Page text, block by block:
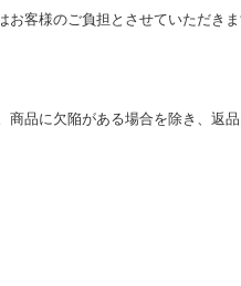
お客様のご負担とさせていただき
商品に欠陥がある場合を除き、返